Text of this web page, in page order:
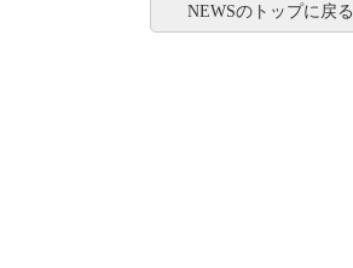
NEWSのトップに戻る